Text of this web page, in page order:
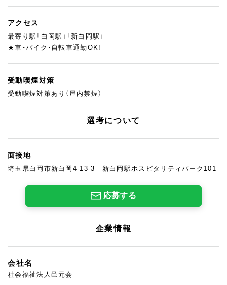
アクセス
最寄り駅「白岡駅」「新白岡駅」
★車・バイク・自転車通勤OK!
受動喫煙対策
受動喫煙対策あり（屋内禁煙）
選考について
面接地
埼玉県白岡市新白岡4-13-3 新白岡駅ホスピタリティパーク101
応募する
企業情報
会社名
社会福祉法人邑元会